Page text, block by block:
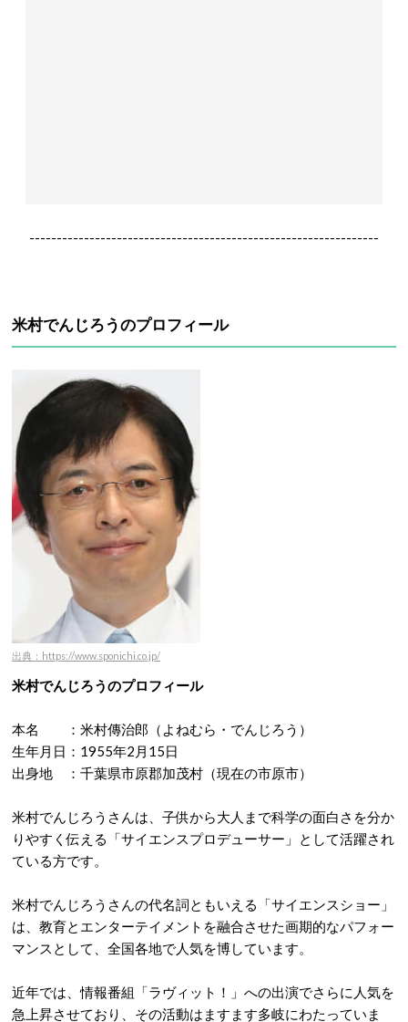
----------------------------------------------------------------
米村でんじろうのプロフィール
出典：https://www.sponichi.co.jp/
米村でんじろうのプロフィール
本名 ：米村傳治郎（よねむら・でんじろう）
生年月日：1955年2月15日
出身地 ：千葉県市原郡加茂村（現在の市原市）
米村でんじろうさんは、子供から大人まで科学の面白さを分か
りやすく伝える「サイエンスプロデューサー」として活躍され
ている方です。
米村でんじろうさんの代名詞ともいえる「サイエンスショー」
は、教育とエンターテイメントを融合させた画期的なパフォー
マンスとして、全国各地で人気を博しています。
近年では、情報番組「ラヴィット！」への出演でさらに人気を
急上昇させており、その活動はますます多岐にわたっていま